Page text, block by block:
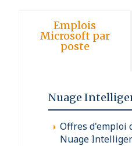
Emplois
Microsoft par
poste
Nuage
Offres d'emploi
Nuage